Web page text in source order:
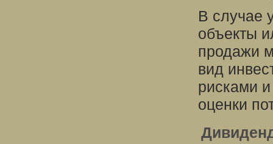
В случае
объекты
продажи
вид
рисками и
оценки